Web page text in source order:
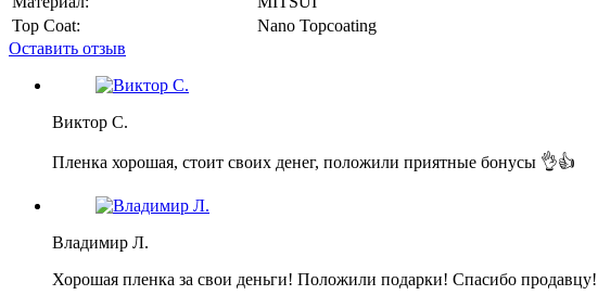
Top Coat:
Nano Topcoating
Оставить отзыв
Виктор С.
Пленка хорошая, стоит своих денег, положили приятные бонусы 👌👍
Владимир Л.
Хорошая пленка за свои деньги! Положили подарки! Спасибо продавцу!